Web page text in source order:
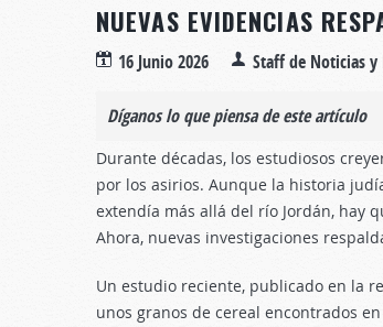
NUEVAS EVIDENCIAS
16 Junio 2026 Staff de Noticias y
Díganos lo que piensa de este artículo
Durante décadas, los estudiosos
por los asirios. Aunque la historia
extendía más allá del río Jordán, hay
Ahora, nuevas investigaciones
Un estudio reciente, publicado en la
unos granos de cereal encontrados